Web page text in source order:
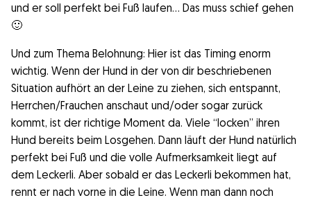
und er soll perfekt bei Fuß laufen… Das muss schief gehen
🙂
Und zum Thema Belohnung: Hier ist das Timing enorm
wichtig. Wenn der Hund in der von dir beschriebenen
Situation aufhört an der Leine zu ziehen, sich entspannt,
Herrchen/Frauchen anschaut und/oder sogar zurück
kommt, ist der richtige Moment da. Viele “locken” ihren
Hund bereits beim Losgehen. Dann läuft der Hund natürlich
perfekt bei Fuß und die volle Aufmerksamkeit liegt auf
dem Leckerli. Aber sobald er das Leckerli bekommen hat,
rennt er nach vorne in die Leine. Wenn man dann noch